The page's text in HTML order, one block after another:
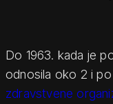
Do 1963. kada je
odnosila oko 2 i
zdravstvene